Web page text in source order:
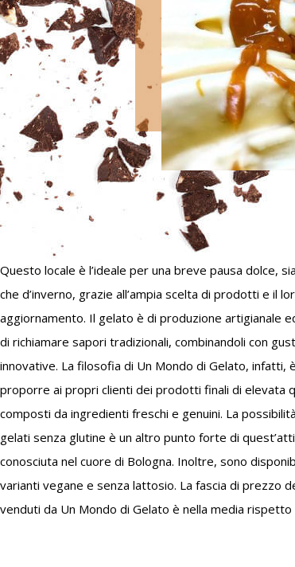
Questo locale è l’ideale per una breve pausa dolce,
che d’inverno, grazie all’ampia scelta di prodotti e il
aggiornamento. Il gelato è di produzione artigianale
di richiamare sapori tradizionali, combinandoli con
innovative. La filosofia di Un Mondo di Gelato, infatti,
proporre ai propri clienti dei prodotti finali di elevata
composti da ingredienti freschi e genuini. La
gelati senza glutine è un altro punto forte di
conosciuta nel cuore di Bologna. Inoltre, sono
varianti vegane e senza lattosio. La fascia di prezzo
venduti da Un Mondo di Gelato è nella media rispetto
cui opera, offrendo gelati e dolci di pasticceria di
a un costo accessibile a tutti. La clientela della nota
quindi essere sostanzialmente differente ma sempre
Al di là delle provenienze regionali o nazionali, Un
è un punto di riferimento non solo per gli abitanti
anche per i turisti che ogni anno decidono di esplorare
bellezze in fatto di storia e monumenti, entrando in
cultura locale, fondata in gran parte su una
molto forte. Il gelato e i dolci si propongono quindi di
con esperienze diverse all’insegna del gusto, della